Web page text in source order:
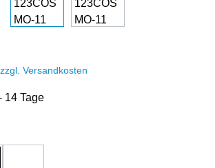
Versandkosten
14 Tage